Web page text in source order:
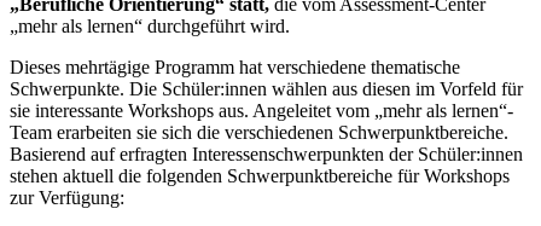
„mehr als lernen“ durchgeführt wird.
Dieses mehrtägige Programm hat verschiedene thematische
Schwerpunkte. Die Schüler:innen wählen aus diesen im Vorfeld für
sie interessante Workshops aus. Angeleitet vom „mehr als lernen“-
Team erarbeiten sie sich die verschiedenen Schwerpunktbereiche.
Basierend auf erfragten Interessenschwerpunkten der Schüler:innen
stehen aktuell die folgenden Schwerpunktbereiche für Workshops
zur Verfügung: